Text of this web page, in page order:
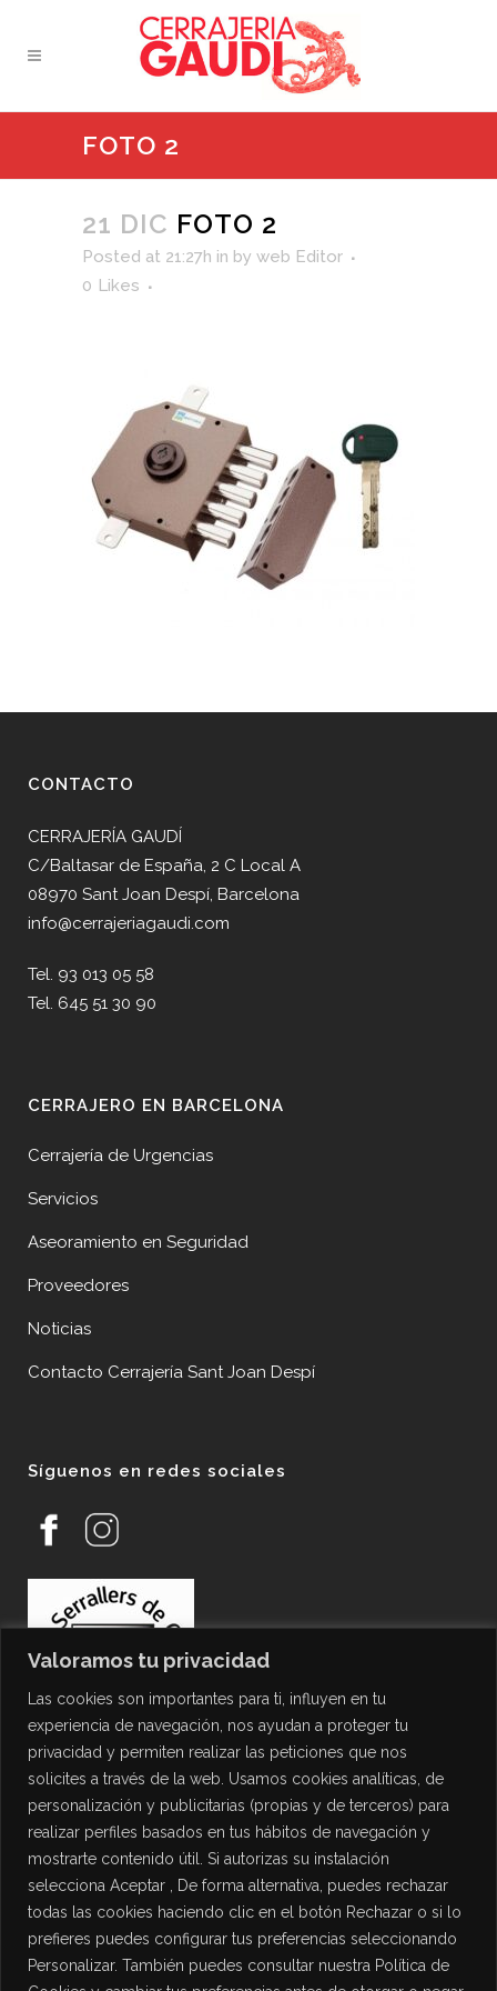
Valoramos tu privacidad
Las cookies son importantes para ti, influyen en tu
experiencia de navegación, nos ayudan a proteger tu
privacidad y permiten realizar las peticiones que nos
solicites a través de la web. Usamos cookies analíticas, de
personalización y publicitarias (propias y de terceros) para
realizar perfiles basados en tus hábitos de navegación y
mostrarte contenido útil. Si autorizas su instalación
selecciona Aceptar , De forma alternativa, puedes rechazar
todas las cookies haciendo clic en el botón Rechazar o si lo
prefieres puedes configurar tus preferencias seleccionando
Personalizar. También puedes consultar nuestra Política de
FOTO 2
21 DIC FOTO 2
Posted at 21:27h in by web Editor
0 Likes
CONTACTO
CERRAJERÍA GAUDÍ
C/Baltasar de España, 2 C Local A
08970 Sant Joan Despí, Barcelona
info@cerrajeriagaudi.com
Tel. 93 013 05 58
Tel. 645 51 30 90
CERRAJERO EN BARCELONA
Cerrajería de Urgencias
Servicios
Aseoramiento en Seguridad
Proveedores
Noticias
Contacto Cerrajería Sant Joan Despí
Síguenos en redes sociales
PROTECCIÓN DE DATOS
Política de Privacidad
Política de Cookies
Aviso Legal